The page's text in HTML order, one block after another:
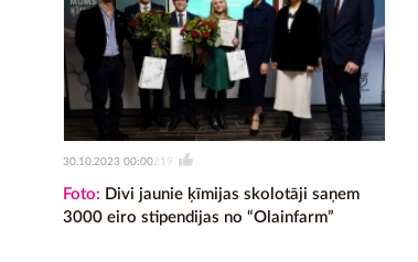
Foto: Divi jaunie ķīmijas skolotāji saņem
3000 eiro stipendijas no “Olainfarm”
30.10.2023 00:00219